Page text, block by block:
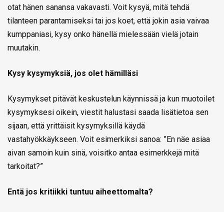
otat hänen sanansa vakavasti. Voit kysyä, mitä tehdä
tilanteen parantamiseksi tai jos koet, että jokin asia vaivaa
kumppaniasi, kysy onko hänellä mielessään vielä jotain
muutakin.
Kysy kysymyksiä, jos olet hämilläsi
Kysymykset pitävät keskustelun käynnissä ja kun muotoilet
kysymyksesi oikein, viestit halustasi saada lisätietoa sen
sijaan, että yrittäisit kysymyksillä käydä
vastahyökkäykseen. Voit esimerkiksi sanoa: ”En näe asiaa
aivan samoin kuin sinä, voisitko antaa esimerkkejä mitä
tarkoitat?”
Entä jos kritiikki tuntuu aiheettomalta?